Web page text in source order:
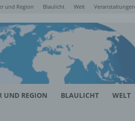
und Region Blaulicht Welt Veranstaltungen
UND REGION BLAULICHT WELT